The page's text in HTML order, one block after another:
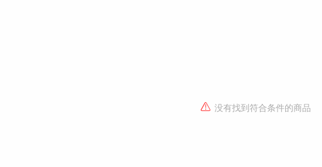
没有找到符合条件的商品